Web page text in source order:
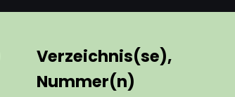
Verzeichnis(se),
Nummer(n)